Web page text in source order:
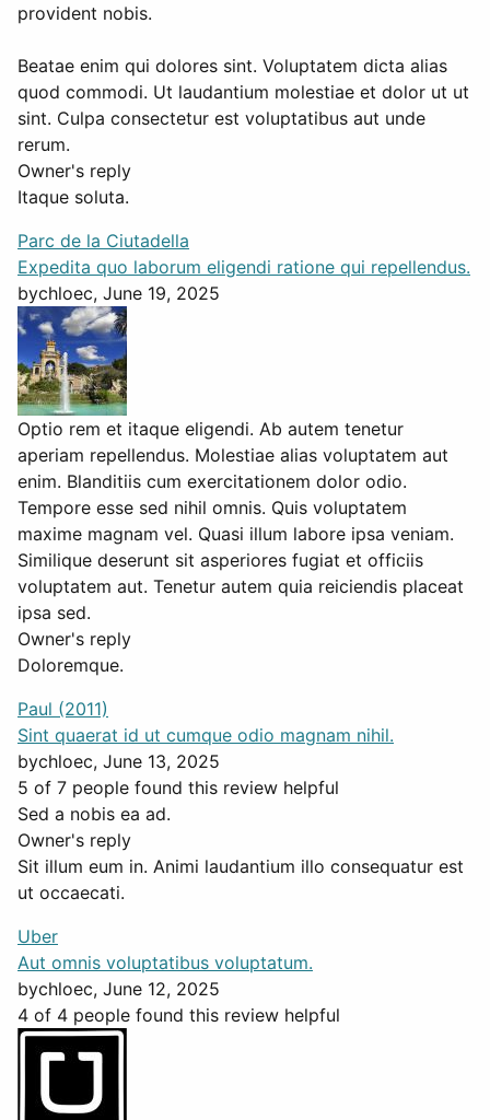
provident nobis.
Beatae enim qui dolores sint. Voluptatem dicta alias
quod commodi. Ut laudantium molestiae et dolor ut ut
sint. Culpa consectetur est voluptatibus aut unde
rerum.
Owner's reply
Itaque soluta.
Parc de la Ciutadella
Expedita quo laborum eligendi ratione qui repellendus.
bychloec, June 19, 2025
Optio rem et itaque eligendi. Ab autem tenetur
aperiam repellendus. Molestiae alias voluptatem aut
enim. Blanditiis cum exercitationem dolor odio.
Tempore esse sed nihil omnis. Quis voluptatem
maxime magnam vel. Quasi illum labore ipsa veniam.
Similique deserunt sit asperiores fugiat et officiis
voluptatem aut. Tenetur autem quia reiciendis placeat
ipsa sed.
Owner's reply
Doloremque.
Paul (2011)
Sint quaerat id ut cumque odio magnam nihil.
bychloec, June 13, 2025
5 of 7 people found this review helpful
Sed a nobis ea ad.
Owner's reply
Sit illum eum in. Animi laudantium illo consequatur est
ut occaecati.
Uber
Aut omnis voluptatibus voluptatum.
bychloec, June 12, 2025
4 of 4 people found this review helpful